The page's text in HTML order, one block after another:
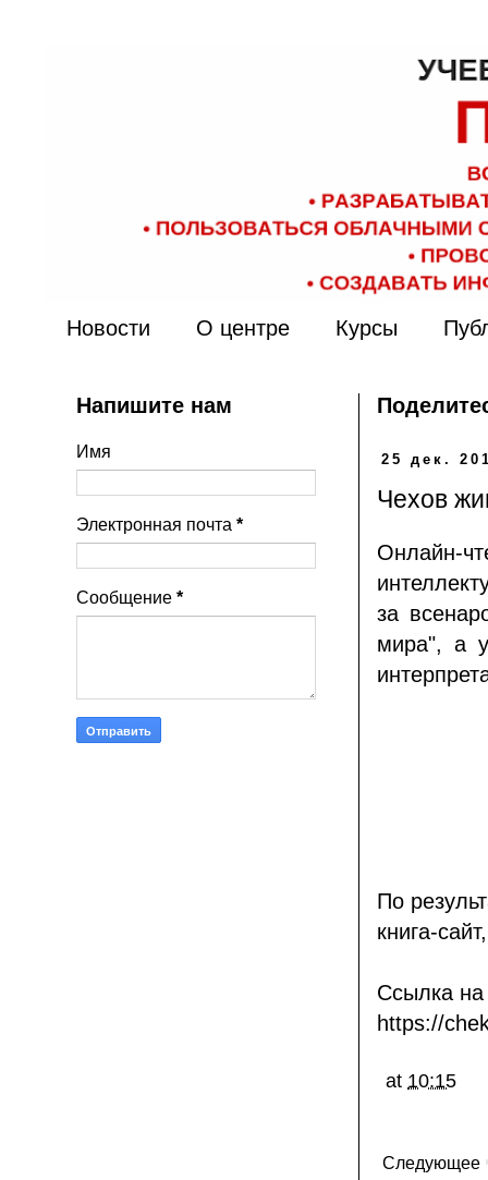
Новости О центре Курсы
25 дек.
Чехов
Онлайн-
за
мира", а
По
книга-сайт
Ссылка на
https://
at 10:15
Следующее
Напишите нам
Имя
Электронная почта *
Сообщение *